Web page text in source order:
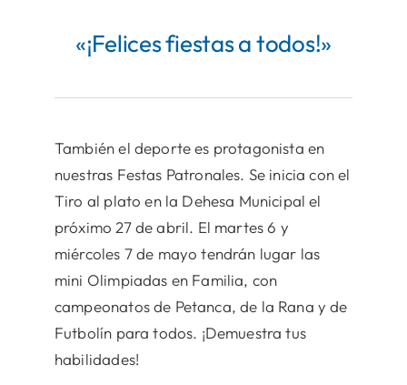
«¡Felices fiestas a todos!»
También el deporte es protagonista en
nuestras Festas Patronales. Se inicia con el
Tiro al plato en la Dehesa Municipal el
próximo 27 de abril. El martes 6 y
miércoles 7 de mayo tendrán lugar las
mini Olimpiadas en Familia, con
campeonatos de Petanca, de la Rana y de
Futbolín para todos. ¡Demuestra tus
habilidades!